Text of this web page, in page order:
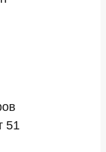
51